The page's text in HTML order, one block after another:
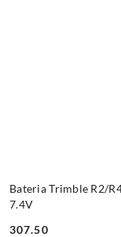
Bateria Trimble R2/
7.4V
307.50